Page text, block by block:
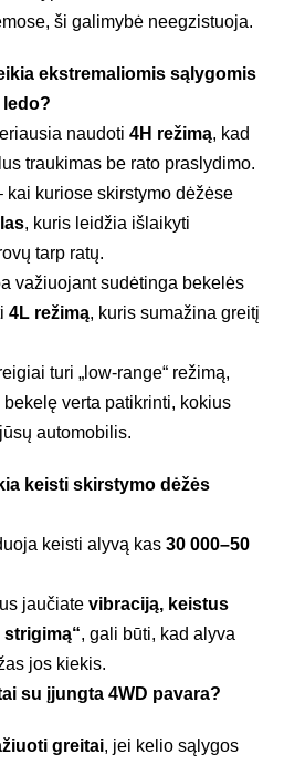
ši galimybė neegzistuoja.
ekstremaliomis sąlygomis
ledo?
naudoti4H režimą, kad
traukimas be rato praslydimo.
kai kuriose skirstymo dėžėse
, kuris leidžia išlaikyti
tarp ratų.
važiuojant sudėtinga bekelės
4L režimą, kuris sumažina greitį
turi „low-range“ režimą,
verta patikrinti, kokius
automobilis.
keisti skirstymo dėžės
keisti alyvą kas30 000–50
jaučiatevibraciją, keistus
, gali būti, kad alyva
jos kiekis.
su įjungta 4WD pavara?
greitai, jei kelio sąlygos